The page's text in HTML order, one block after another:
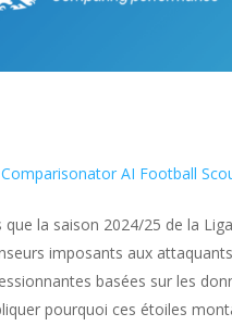
Comparisonator AI Football
que la saison 2024/25 de la
imposants aux
basées sur les
pourquoi ces étoiles